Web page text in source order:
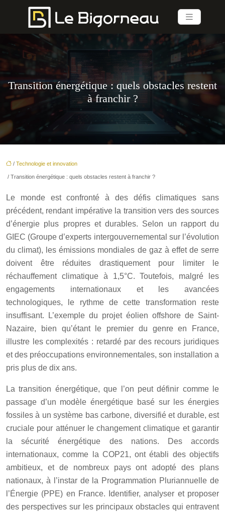
Transition énergétique : quels obstacles restent
à franchir ?
/ Technologie et innovation
/ Transition énergétique : quels obstacles restent à franchir ?
Le monde est confronté à des défis climatiques sans
précédent, rendant impérative la transition vers des sources
d’énergie plus propres et durables. Selon un rapport du
GIEC (Groupe d’experts intergouvernemental sur l’évolution
du climat), les émissions mondiales de gaz à effet de serre
doivent être réduites drastiquement pour limiter le
réchauffement climatique à 1,5°C. Toutefois, malgré les
engagements internationaux et les avancées
technologiques, le rythme de cette transformation reste
insuffisant. L’exemple du projet éolien offshore de Saint-
Nazaire, bien qu’étant le premier du genre en France,
illustre les complexités : retardé par des recours juridiques
et des préoccupations environnementales, son installation a
pris plus de dix ans.
La transition énergétique, que l’on peut définir comme le
passage d’un modèle énergétique basé sur les énergies
fossiles à un système bas carbone, diversifié et durable, est
cruciale pour atténuer le changement climatique et garantir
la sécurité énergétique des nations. Des accords
internationaux, comme la COP21, ont établi des objectifs
ambitieux, et de nombreux pays ont adopté des plans
nationaux, à l’instar de la Programmation Pluriannuelle de
l’Énergie (PPE) en France. Identifier, analyser et proposer
des perspectives sur les principaux obstacles qui entravent